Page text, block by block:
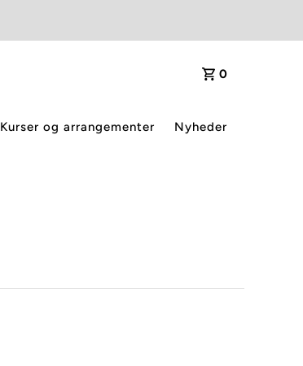
0
Kurser og arrangementer Nyheder